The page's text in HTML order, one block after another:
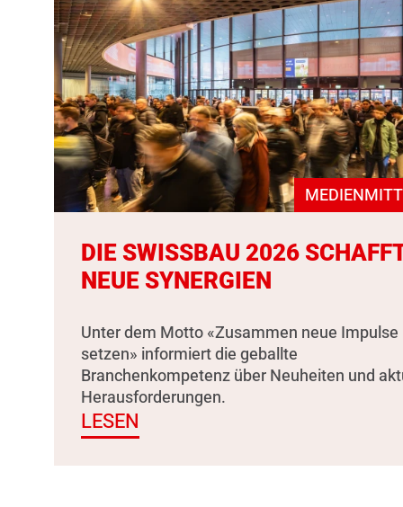
DIE SWISSBAU 2026
NEUE SYNERGIEN
Unter dem Motto «Zusammen neue Impulse
setzen» informiert die geballte
Branchenkompetenz über Neuheiten und
Herausforderungen.
LESEN